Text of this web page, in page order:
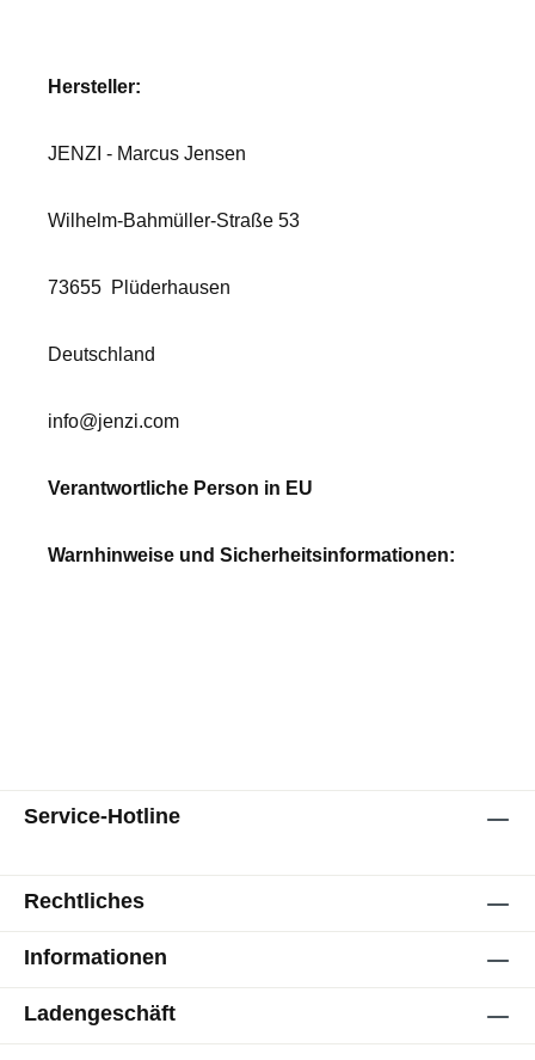
Hersteller:
JENZI - Marcus Jensen
Wilhelm-Bahmüller-Straße 53
73655 Plüderhausen
Deutschland
info@jenzi.com
Verantwortliche Person in EU
Warnhinweise und Sicherheitsinformationen:
Service-Hotline
Rechtliches
Informationen
Ladengeschäft